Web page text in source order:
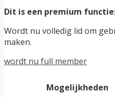
Dit is een premium
Wordt nu volledig lid om
maken.
wordt nu full member
Mogelijkheden